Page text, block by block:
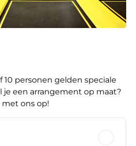
10 personen gelden speciale
je een arrangement op maat?
ons op!